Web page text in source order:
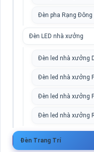
Đèn pha Rạng Đông
Đèn LED nhà xưởng
Đèn led nhà xưởng
Đèn led nhà xưởng
Đèn led nhà xưởng
Đèn led nhà xưởng
Đèn Trang Trí